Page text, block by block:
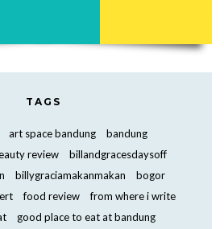
TAGS
art space bandung
bandung
review
billandgracesdaysoff
billygraciamakanmakan
bogor
food review
from where i write
good place to eat at bandung